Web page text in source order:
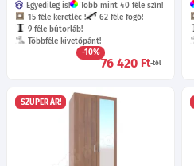
Egyedileg is!
Több mint 40 féle szín!
15 féle keretléc !
62 féle fogó!
9 féle bútorláb!
Többféle kivetőpánt!
-10%
76 420 Ft-tól
SZUPER ÁR!